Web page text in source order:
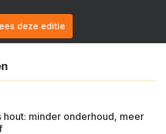
deze editie
hout: minder onderhoud, meer